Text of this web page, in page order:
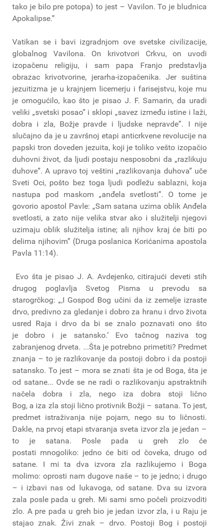
tako je bilo pre potopa) to jest – Vavilon. To je bludnica
Apokalipse.”
Vatikan se i bavi izgradnjom ove svetske civilizacije,
globalnog Vavilona. On krivotvori Crkvu, on uvodi
izopačenu religiju, i sam papa Franjo predstavlja
obrazac krivotvorine, jerarha-izopačenika. Jer suština
jezuitizma je u krajnjem licemerju i farisejstvu, koje mu
je omogućilo, kao što je pisao J. F. Samarin, da uradi
veliki „svetski posao” i sklopi „savez između istine i laži,
dobra i zla, Božje pravde i ljudske nepravde”. I nije
slučajno da je u završnoj etapi anticrkvene revolucije na
papski tron doveden jezuita, koji je toliko vešto izopačio
duhovni život, da ljudi postaju nesposobni da „razlikuju
duhove”. A upravo toj veštini „razlikovanja duhova” uče
Sveti Oci, pošto bez toga ljudi podležu sablazni, koja
nastupa pod maskom „anđela svetlosti”. O tome je
govorio apostol Pavle: „Sam satana uzima oblik Anđela
svetlosti, a zato nije velika stvar ako i služitelji njegovi
uzimaju oblik služitelja istine; ali njihov kraj će biti po
delima njihovim” (Druga poslanica Korićanima apostola
Pavla 11:14).
Evo šta je pisao J. A. Avdejenko, citirajući deveti stih
drugog poglavlja Svetog Pisma u prevodu sa
starogrčkog: „‚I Gospod Bog učini da iz zemelje izraste
drvo, predivno za gledanje i dobro za hranu i drvo života
usred Raja i drvo da bi se znalo poznavati ono što
je dobro i je satansko.’ Evo tačnog naziva tog
zabranjenog drveta. ...Šta je potrebno primetiti? Predmet
znanja – to je razlikovanje da postoji dobro i da postoji
satansko. To jest – mora se znati šta je od Boga, šta je
od satane... Ovde se ne radi o razlikovanju apstraktnih
načela dobra i zla, nego iza dobra stoji lično
Bog, a iza zla stoji lično protivnik Božji – satana. To jest,
predmet istraživanja nije pojam, nego su to ličnosti.
Dakle, na prvoj etapi stvaranja sveta izvor zla je jedan –
to je satana. Posle pada u greh zlo će
postati mnogoliko: jedno će biti od čoveka, drugo od
satane. I mi ta dva izvora zla razlikujemo i Boga
molimo: oprosti nam dugove naše – to je jedno; i drugo
– i izbavi nas od lukavoga, od satane. Dva su izvora
zala posle pada u greh. Mi sami smo počeli proizvoditi
zlo. A pre pada u greh bio je jedan izvor zla, i u Raju je
stajao znak. Živi znak – drvo. Postoji Bog i postoji